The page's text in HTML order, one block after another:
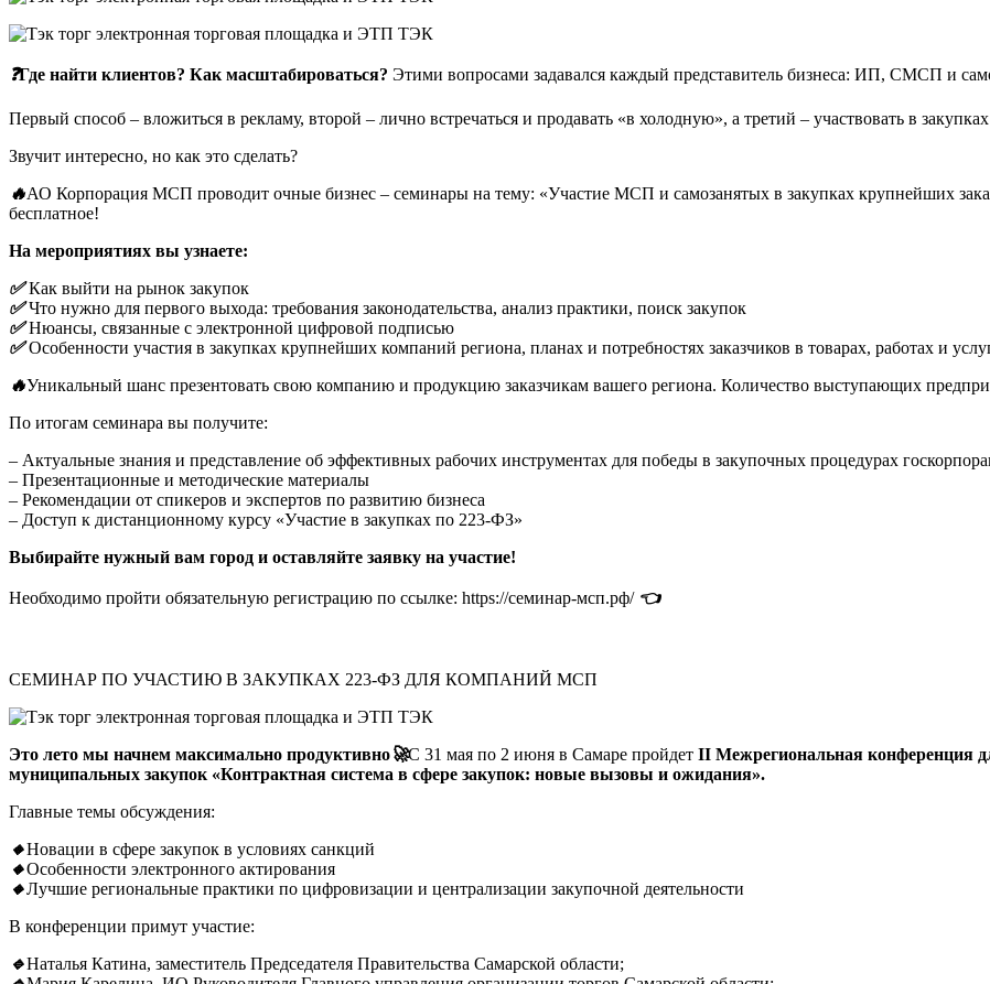
❓Где найти клиентов? Как масштабироваться? Этими вопросами задавался каждый представитель бизнеса: ИП, СМСП и
Первый способ – вложиться в рекламу, второй – лично встречаться и продавать «в холодную», а третий – участвовать в
Звучит интересно, но как это сделать?
🔥АО Корпорация МСП проводит очные бизнес – семинары на тему: «Участие МСП и самозанятых в закупках крупнейших
бесплатное!
На мероприятиях вы узнаете:
✅Как выйти на рынок закупок
✅Что нужно для первого выхода: требования законодательства, анализ практики, поиск закупок
✅Нюансы, связанные с электронной цифровой подписью
✅Особенности участия в закупках крупнейших компаний региона, планах и потребностях заказчиков в товарах, работах и
🔥Уникальный шанс презентовать свою компанию и продукцию заказчикам вашего региона. Количество выступающих
По итогам семинара вы получите:
– Актуальные знания и представление об эффективных рабочих инструментах для победы в закупочных процедурах
– Презентационные и методические материалы
– Рекомендации от спикеров и экспертов по развитию бизнеса
– Доступ к дистанционному курсу «Участие в закупках по 223-ФЗ»
Выбирайте нужный вам город и оставляйте заявку на участие!
Необходимо пройти обязательную регистрацию по ссылке: https://семинар-мсп.рф/ 👈
СЕМИНАР ПО УЧАСТИЮ В ЗАКУПКАХ 223-ФЗ ДЛЯ КОМПАНИЙ МСП
Это лето мы начнем максимально продуктивно🚀С 31 мая по 2 июня в Самаре пройдет II Межрегиональная конференция
муниципальных закупок «Контрактная система в сфере закупок: новые вызовы и ожидания».
Главные темы обсуждения:
🔸Новации в сфере закупок в условиях санкций
🔸Особенности электронного актирования
🔸Лучшие региональные практики по цифровизации и централизации закупочной деятельности
В конференции примут участие:
🔹Наталья Катина, заместитель Председателя Правительства Самарской области;